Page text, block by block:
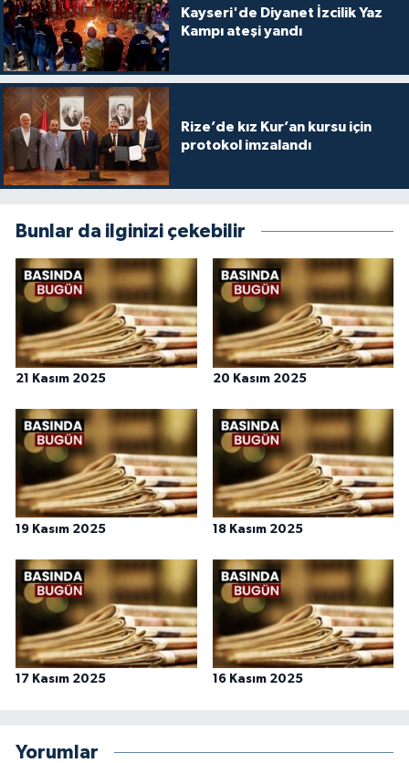
Kayseri'de Diyanet İzcilik Yaz
Kampı ateşi yandı
Rize’de kız Kur’an kursu için
protokol imzalandı
Bunlar da ilginizi çekebilir
21 Kasım 2025 20 Kasım 2025
19 Kasım 2025 18 Kasım 2025
17 Kasım 2025 16 Kasım 2025
Yorumlar